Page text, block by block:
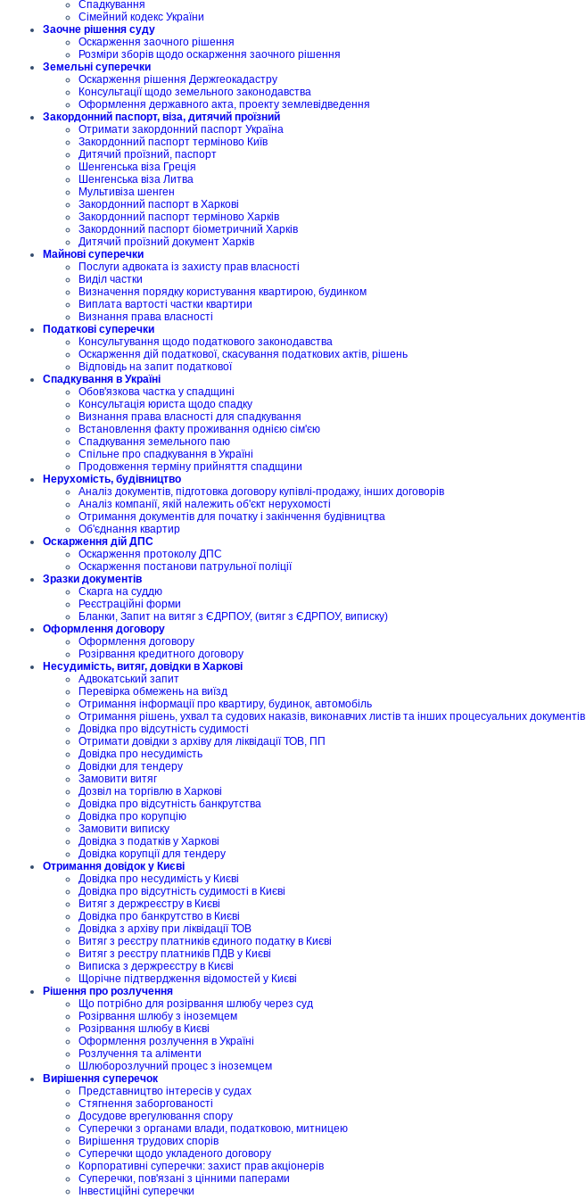
Спадкування
Сімейний кодекс України
Заочне рішення суду
Оскарження заочного рішення
Розміри зборів щодо оскарження заочного рішення
Земельні суперечки
Оскарження рішення Держгеокадастру
Консультації щодо земельного законодавства
Оформлення державного акта, проекту землевідведення
Закордонний паспорт, віза, дитячий проїзний
Отримати закордонний паспорт Україна
Закордонний паспорт терміново Київ
Дитячий проїзний, паспорт
Шенгенська віза Греція
Шенгенська віза Литва
Мультивіза шенген
Закордонний паспорт в Харкові
Закордонний паспорт терміново Харків
Закордонний паспорт біометричний Харків
Дитячий проїзний документ Харків
Майнові суперечки
Послуги адвоката із захисту прав власності
Виділ частки
Визначення порядку користування квартирою, будинком
Виплата вартості частки квартири
Визнання права власності
Податкові суперечки
Консультування щодо податкового законодавства
Оскарження дій податкової, скасування податкових актів, рішень
Відповідь на запит податкової
Спадкування в Україні
Обов'язкова частка у спадщині
Консультація юриста щодо спадку
Визнання права власності для спадкування
Встановлення факту проживання однією сім'єю
Спадкування земельного паю
Спільне про спадкування в Україні
Продовження терміну прийняття спадщини
Нерухомість, будівництво
Аналіз документів, підготовка договору купівлі-продажу, інших договорів
Аналіз компанії, якій належить об'єкт нерухомості
Отримання документів для початку і закінчення будівництва
Об'єднання квартир
Оскарження дій ДПС
Оскарження протоколу ДПС
Оскарження постанови патрульної поліції
Зразки документів
Скарга на суддю
Реєстраційні форми
Бланки, Запит на витяг з ЄДРПОУ, (витяг з ЄДРПОУ, виписку)
Оформлення договору
Оформлення договору
Розірвання кредитного договору
Несудимість, витяг, довідки в Харкові
Адвокатський запит
Перевірка обмежень на виїзд
Отримання інформації про квартиру, будинок, автомобіль
Отримання рішень, ухвал та судових наказів, виконавчих листів та інших процесуальних документів
Довідка про відсутність судимості
Отримати довідки з архіву для ліквідації ТОВ, ПП
Довідка про несудимість
Довідки для тендеру
Замовити витяг
Дозвіл на торгівлю в Харкові
Довідка про відсутність банкрутства
Довідка про корупцію
Замовити виписку
Довідка з податків у Харкові
Довідка корупції для тендеру
Отримання довідок у Києві
Довідка про несудимість у Києві
Довідка про відсутність судимості в Києві
Витяг з держреєстру в Києві
Довідка про банкрутство в Києві
Довідка з архіву при ліквідації ТОВ
Витяг з реєстру платників єдиного податку в Києві
Витяг з реєстру платників ПДВ у Києві
Виписка з держреєстру в Києві
Щорічне підтвердження відомостей у Києві
Рішення про розлучення
Що потрібно для розірвання шлюбу через суд
Розірвання шлюбу з іноземцем
Розірвання шлюбу в Києві
Оформлення розлучення в Україні
Розлучення та аліменти
Шлюборозлучний процес з іноземцем
Вирішення суперечок
Представництво інтересів у судах
Стягнення заборгованості
Досудове врегулювання спору
Суперечки з органами влади, податковою, митницею
Вирішення трудових спорів
Суперечки щодо укладеного договору
Корпоративні суперечки: захист прав акціонерів
Суперечки, пов'язані з цінними паперами
Інвестиційні суперечки